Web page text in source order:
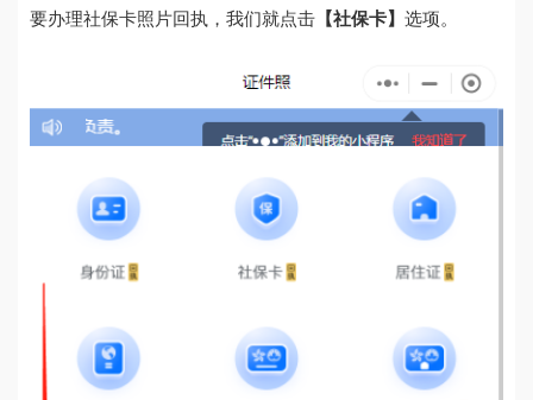
要办理社保卡照片回执，我们就点击 【社保卡】 选项。